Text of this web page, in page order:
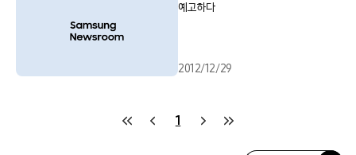
예고하다
2012/12/29
1